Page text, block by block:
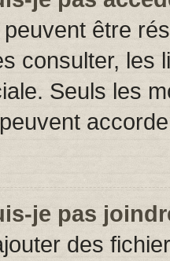
être
consulter, les
Seuls les
je pas
des